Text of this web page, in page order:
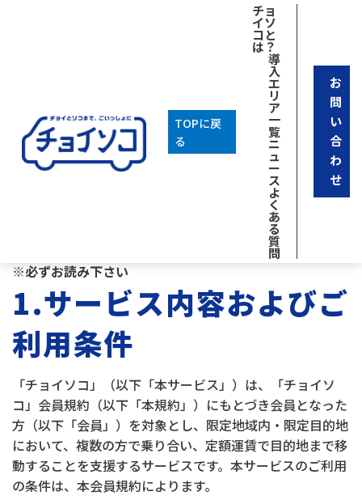
TOPに戻
る
チョ
イソ
コと
は？
導
入
エ
リ
ア
一
覧
ニ
ュ
ー
ス
よ
く
あ
る
質
問
お
問
い
合
わ
せ
「チョイソコ ふじ
」会員規約
※必ずお読み下さい
1.サービス内容およびご
利用条件
「チョイソコ」（以下「本サービス」）は、「チョイソ
コ」会員規約（以下「本規約」）にもとづき会員となった
方（以下「会員」）を対象とし、限定地域内・限定目的地
において、複数の方で乗り合い、定額運賃で目的地まで移
動することを支援するサービスです。本サービスのご利用
の条件は、本会員規約によります。